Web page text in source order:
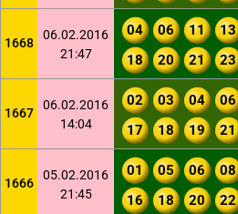
1668
06.02.2016
21:47
04 06 11 13
18
20 21 23
1667
06.02.2016
14:04
02 03 04 06
17
18 19 21
1666
05.02.2016
21:45
01 05 06 08
16
18 20 22